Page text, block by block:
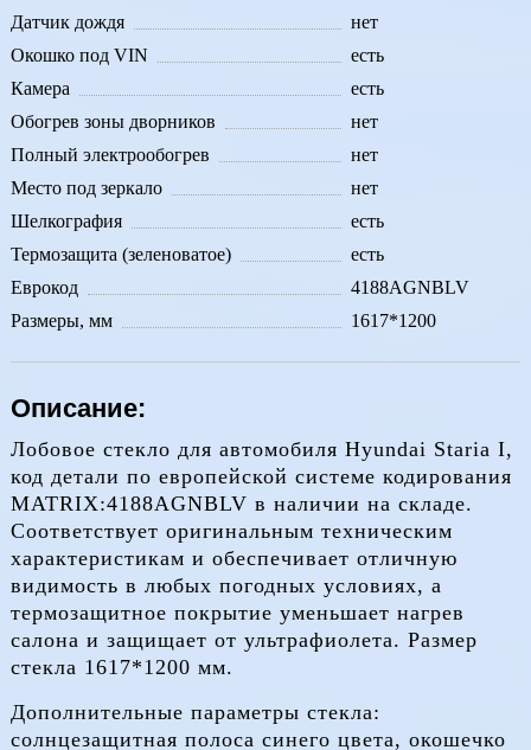
Датчик дождя
нет
Окошко под VIN
есть
Камера
есть
Обогрев зоны дворников
нет
Полный электрообогрев
нет
Место под зеркало
нет
Шелкография
есть
Термозащита (зеленоватое)
есть
Еврокод
4188AGNBLV
Размеры, мм
1617*1200
Описание:
Лобовое стекло для автомобиля Hyundai Staria I,
код детали по европейской системе кодирования
MATRIX:4188AGNBLV в наличии на складе.
Соответствует оригинальным техническим
характеристикам и обеспечивает отличную
видимость в любых погодных условиях, а
термозащитное покрытие уменьшает нагрев
салона и защищает от ультрафиолета. Размер
стекла 1617*1200 мм.
Дополнительные параметры стекла:
солнцезащитная полоса синего цвета, окошечко